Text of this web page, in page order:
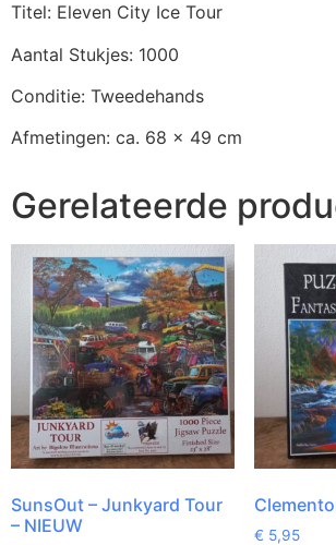
Titel: Eleven City Ice Tour
Aantal Stukjes: 1000
Conditie: Tweedehands
Afmetingen: ca. 68 x 49 cm
Gerelateerde
SunsOut – Junkyard Tour
– NIEUW
€ 5,95